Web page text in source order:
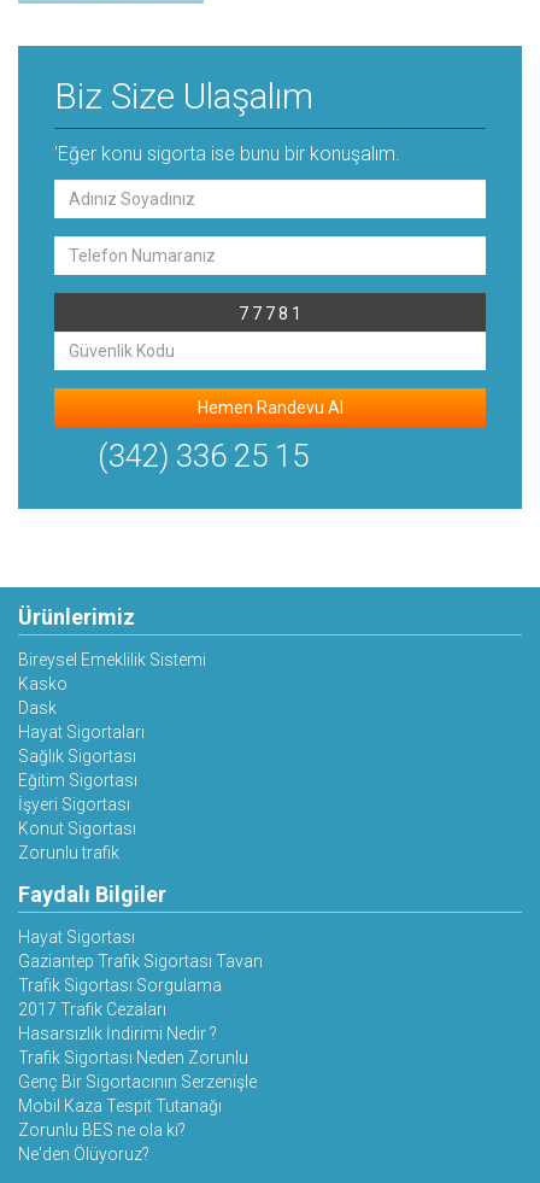
Biz Size Ulaşalım
'Eğer konu sigorta ise bunu bir konuşalım.
7 7 7 8 1
Hemen Randevu Al
(342) 336 25 15
Ürünlerimiz
Bireysel Emeklilik Sistemi
Kasko
Dask
Hayat Sigortaları
Sağlık Sigortası
Eğitim Sigortası
İşyeri Sigortası
Konut Sigortası
Zorunlu trafik
Faydalı Bilgiler
Hayat Sigortası
Gaziantep Trafik Sigortası Tavan
Trafik Sigortası Sorgulama
2017 Trafik Cezaları
Hasarsızlık İndirimi Nedir ?
Trafik Sigortası Neden Zorunlu
Genç Bir Sigortacının Serzenişle
Mobil Kaza Tespit Tutanağı
Zorunlu BES ne ola ki?
Ne'den Ölüyoruz?